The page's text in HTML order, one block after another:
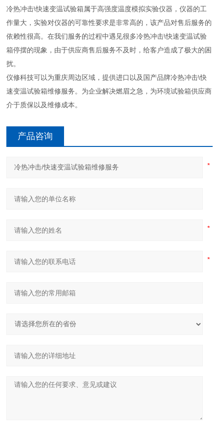
冷热冲击\快速变温试验箱属于高强度温度模拟实验仪器，仪器的工
作量大，实验对仪器的可靠性要求是非常高的，该产品对售后服务的
依赖性很高。在我们服务的过程中遇见很多冷热冲击\快速变温试验
箱停摆的现象，由于供应商售后服务不及时，给客户造成了极大的困
扰。
仪修科技可以为重庆周边区域，提供进口以及国产品牌冷热冲击\快
速变温试验箱维修服务。为企业解决燃眉之急，为环境试验箱供应商
介于质保以及维修成本。
产品咨询